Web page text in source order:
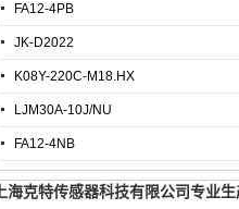
FA12-4PB
JK-D2022
K08Y-220C-M18.HX
LJM30A-10J/NU
FA12-4NB
上海克特传感器科技有限公司专业